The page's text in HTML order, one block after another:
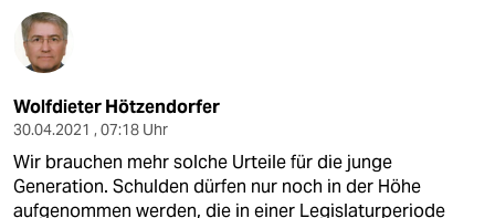
Wolfdieter Hötzendorfer
30.04.2021 , 07:18 Uhr
Wir brauchen mehr solche Urteile für die junge
Generation. Schulden dürfen nur noch in der Höhe
aufgenommen werden, die in einer Legislaturperiode